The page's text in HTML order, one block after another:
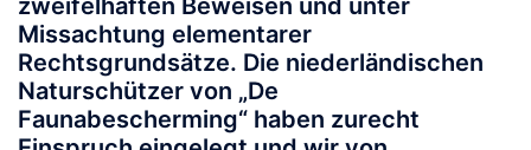
Missachtung elementarer
Rechtsgrundsätze. Die niederländischen
Naturschützer von „De
Faunabescherming“ haben zurecht